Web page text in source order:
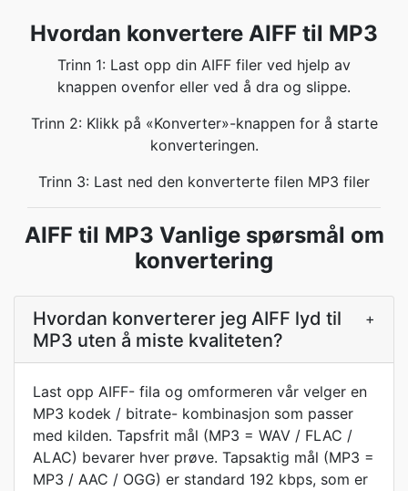
Hvordan konvertere AIFF til MP3
Trinn 1: Last opp din AIFF filer ved hjelp av
knappen ovenfor eller ved å dra og slippe.
Trinn 2: Klikk på «Konverter»-knappen for å starte
konverteringen.
Trinn 3: Last ned den konverterte filen MP3 filer
AIFF til MP3 Vanlige spørsmål om
konvertering
Hvordan konverterer jeg AIFF lyd til
MP3 uten å miste kvaliteten?
+
Last opp AIFF- fila og omformeren vår velger en
MP3 kodek / bitrate- kombinasjon som passer
med kilden. Tapsfrit mål (MP3 = WAV / FLAC /
ALAC) bevarer hver prøve. Tapsaktig mål (MP3 =
MP3 / AAC / OGG) er standard 192 kbps, som er